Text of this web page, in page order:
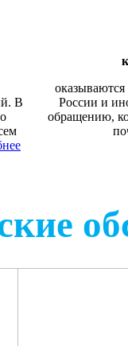
В
России и
обращению,